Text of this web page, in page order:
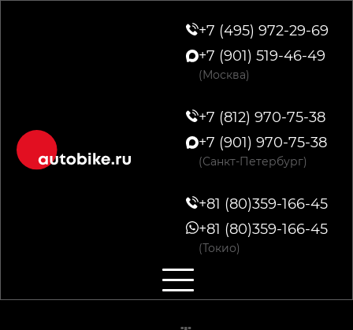
+7 (495) 972-29-69
+7 (901) 519-46-49
(Москва)
+7 (812) 970-75-38
+7 (901) 970-75-38
(Санкт-Петербург)
+81 (80)359-166-45
+81 (80)359-166-45
(Токио)